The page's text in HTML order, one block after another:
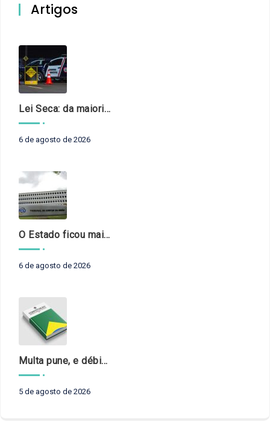
Artigos
Lei Seca: da maioridade à maturidade
6 de agosto de 2026
O Estado ficou mais complexo. O controle precisa acompanhar
6 de agosto de 2026
Multa pune, e débito recompõe. § 3º do art. 71 da Constituição: um problema de legística formal
5 de agosto de 2026